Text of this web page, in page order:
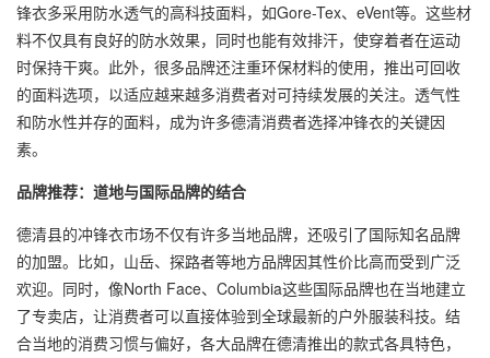
锋衣多采用防水透气的高科技面料，如Gore-Tex、eVent等。这些材
料不仅具有良好的防水效果，同时也能有效排汗，使穿着者在运动
时保持干爽。此外，很多品牌还注重环保材料的使用，推出可回收
的面料选项，以适应越来越多消费者对可持续发展的关注。透气性
和防水性并存的面料，成为许多德清消费者选择冲锋衣的关键因
素。
品牌推荐：道地与国际品牌的结合
德清县的冲锋衣市场不仅有许多当地品牌，还吸引了国际知名品牌
的加盟。比如，山岳、探路者等地方品牌因其性价比高而受到广泛
欢迎。同时，像North Face、Columbia这些国际品牌也在当地建立
了专卖店，让消费者可以直接体验到全球最新的户外服装科技。结
合当地的消费习惯与偏好，各大品牌在德清推出的款式各具特色，